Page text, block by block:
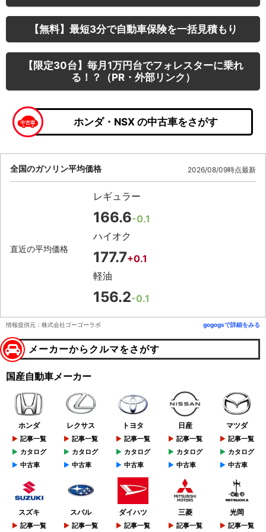
【無料】最短3分で自動車保険を一括見積もり
【限定30台】毎月1万円台でフォレスターに乗れ
る！？（PR・外部リンク）
ホンダ・NSX の中古車をさがす
全国のガソリン平均価格 2026/08/09時点最新
直近の平均価格
レギュラー
166.6-0.1
ハイオク
177.7+0.1
軽油
156.2-0.1
情報提供元：株式会社ゴーゴーラボ gogogsで詳細をみる
メーカーからクルマをさがす
国産自動車メーカー
ホンダ
記事一覧
カタログ
中古車
レクサス
記事一覧
カタログ
中古車
トヨタ
記事一覧
カタログ
中古車
日産
記事一覧
カタログ
中古車
マツダ
記事一覧
カタログ
中古車
スズキ
記事一覧
スバル
記事一覧
ダイハツ
記事一覧
三菱
記事一覧
光岡
記事一覧